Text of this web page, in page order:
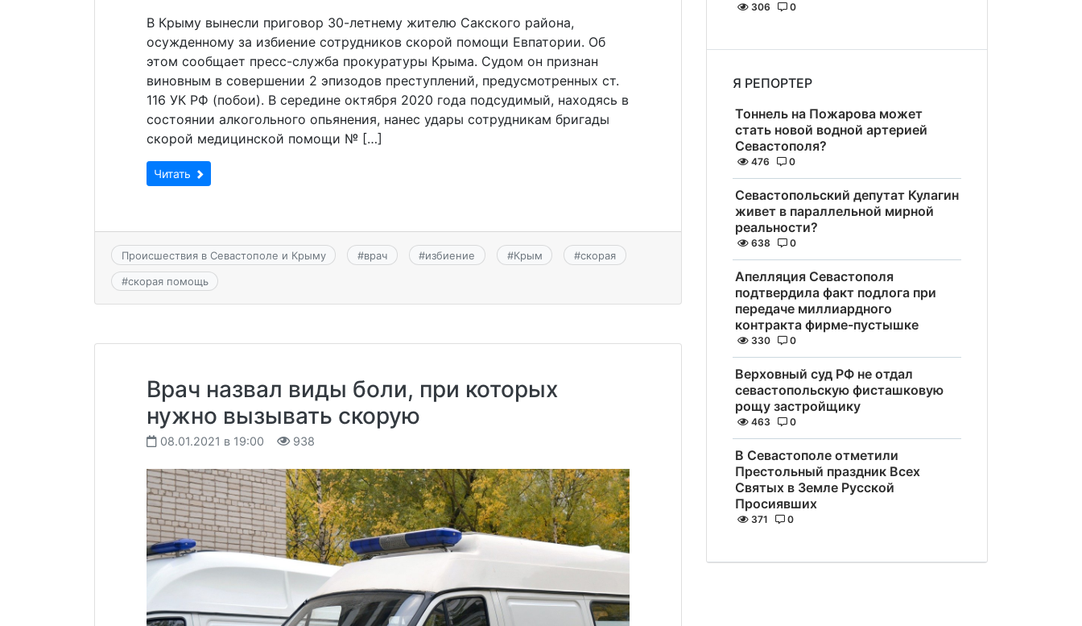
В Крыму вынесли приговор 30-летнему жителю Сакского района,
осужденному за избиение сотрудников скорой помощи Евпатории. Об
этом сообщает пресс-служба прокуратуры Крыма. Судом он признан
виновным в совершении 2 эпизодов преступлений, предусмотренных ст.
116 УК РФ (побои). В середине октября 2020 года подсудимый, находясь в
состоянии алкогольного опьянения, нанес удары сотрудникам бригады
скорой медицинской помощи № […]
Читать
Происшествия в Севастополе и Крыму #врач #избиение #Крым #скорая
#скорая помощь
Врач назвал виды боли, при которых
нужно вызывать скорую
08.01.2021 в 19:00 938
306 0
Я РЕПОРТЕР
Тоннель на Пожарова может
стать новой водной артерией
Севастополя?
476 0
Севастопольский депутат Кулагин
живет в параллельной мирной
реальности?
638 0
Апелляция Севастополя
подтвердила факт подлога при
передаче миллиардного
контракта фирме-пустышке
330 0
Верховный суд РФ не отдал
севастопольскую фисташковую
рощу застройщику
463 0
В Севастополе отметили
Престольный праздник Всех
Святых в Земле Русской
Просиявших
371 0